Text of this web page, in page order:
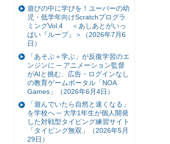
遊びの中に学びを！ユーバーの幼
児・低学年向けScratchプログラ
ミングVol.4 ＜あしあとがいっ
ぱい『ループ』＞（2026年7月6
日）
「あそぶ＋学ぶ」が反復学習のエ
ンジンに ─ アニメーション監督
がAIと挑む、広告・ログインなし
の教育ゲームポータル「NOA
Games」（2026年6月4日）
「遊んでいたら自然と速くなる」
を学校へ ─ 大学1年生が個人開発
した対戦型タイピング練習サイト
「タイピング無双」（2026年5月
29日）